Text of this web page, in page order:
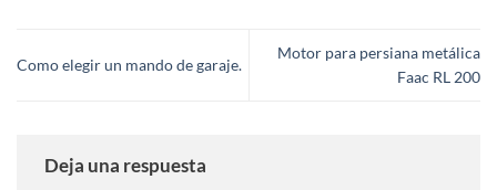
Como elegir un mando de garaje.
Motor para persiana metálica
Faac RL 200
Deja una respuesta